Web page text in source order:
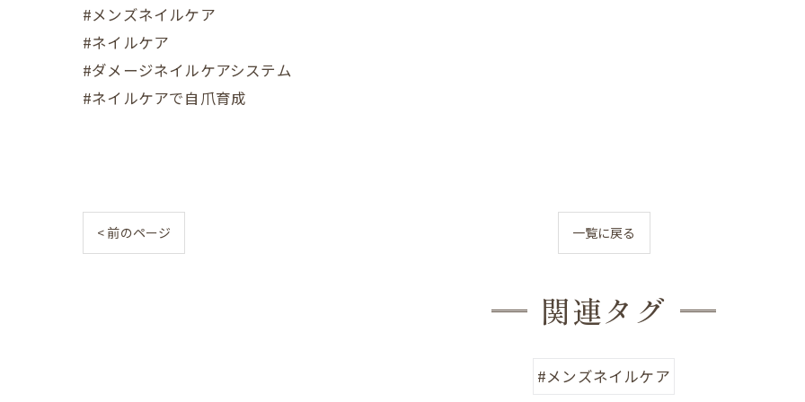
#メンズネイルケア
#ネイルケア
#ダメージネイルケアシステム
#ネイルケアで自爪育成
< 前のページ 一覧に戻る
関連タグ
#メンズネイルケア